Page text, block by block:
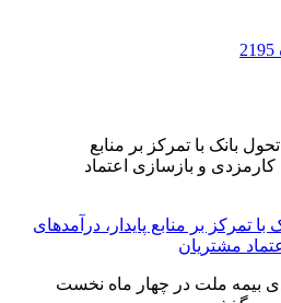
با تمرکز بر منابع پایدار، درآمدهای
مشتریان